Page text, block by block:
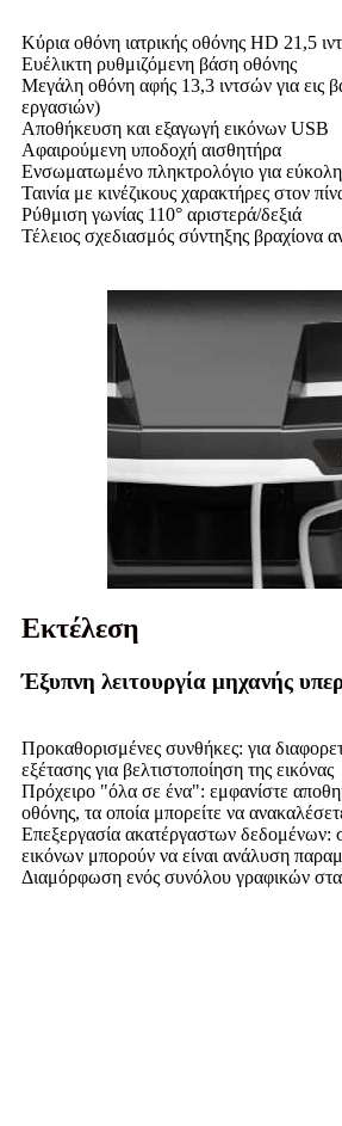
Κύρια οθόνη ιατρικής οθόνης HD 21,5
Ευέλικτη ρυθμιζόμενη βάση οθόνης
Μεγάλη οθόνη αφής 13,3 ιντσών για εις
εργασιών)
Αποθήκευση και εξαγωγή εικόνων USB
Αφαιρούμενη υποδοχή αισθητήρα
Ενσωματωμένο πληκτρολόγιο για εύκολη
Ταινία με κινέζικους χαρακτήρες στον
Ρύθμιση γωνίας 110° αριστερά/δεξιά
Τέλειος σχεδιασμός σύντηξης
Εκτέλεση
Έξυπνη λειτουργία μηχανής
Προκαθορισμένες συνθήκες: για
εξέτασης για βελτιστοποίηση της εικόνας
Πρόχειρο "όλα σε ένα": εμφανίστε
οθόνης, τα οποία μπορείτε να
Επεξεργασία ακατέργαστων δεδομένων:
εικόνων μπορούν να είναι ανάλυση
Διαμόρφωση ενός συνόλου γραφικών